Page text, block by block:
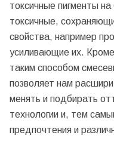
токсичные пигменты
токсичные,
свойства, например
усиливающие их.
таким способом
позволяет нам
менять и подбирать
технологии и, тем
предпочтения и